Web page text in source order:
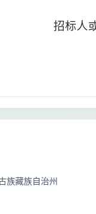
招标人
族藏族自治州